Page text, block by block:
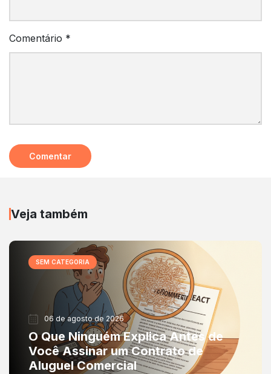
Comentário *
Veja também
SEM CATEGORIA
06 de agosto de 2026
O Que Ninguém Explica Antes de
Você Assinar um Contrato de
Aluguel Comercial